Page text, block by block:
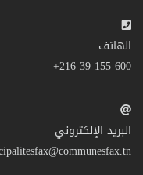
الهاتف
600 155 39 216+
البريد الإلكتروني